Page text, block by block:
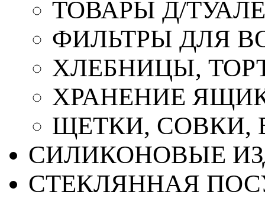
ТОВАРЫ Д/
ФИЛЬТРЫ ДЛЯ
ХЛЕБНИЦЫ,
ХРАНЕНИЕ
ЩЕТКИ, СОВКИ,
СИЛИКОНОВЫЕ
СТЕКЛЯННАЯ